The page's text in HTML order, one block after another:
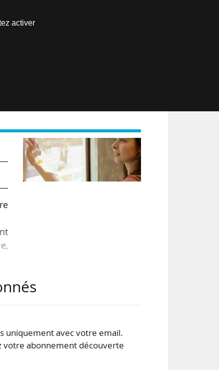
uniquement avec votre email.
votre abonnement découverte
activer